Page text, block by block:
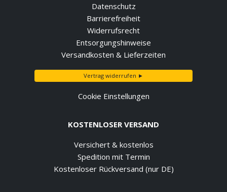
Datenschutz
Barrierefreiheit
Widerrufsrecht
Entsorgungshinweise
Versandkosten & Lieferzeiten
Vertrag widerrufen ►
Cookie Einstellungen
KOSTENLOSER VERSAND
Versichert & kostenlos
Spedition mit Termin
Kostenloser Rückversand (nur DE)